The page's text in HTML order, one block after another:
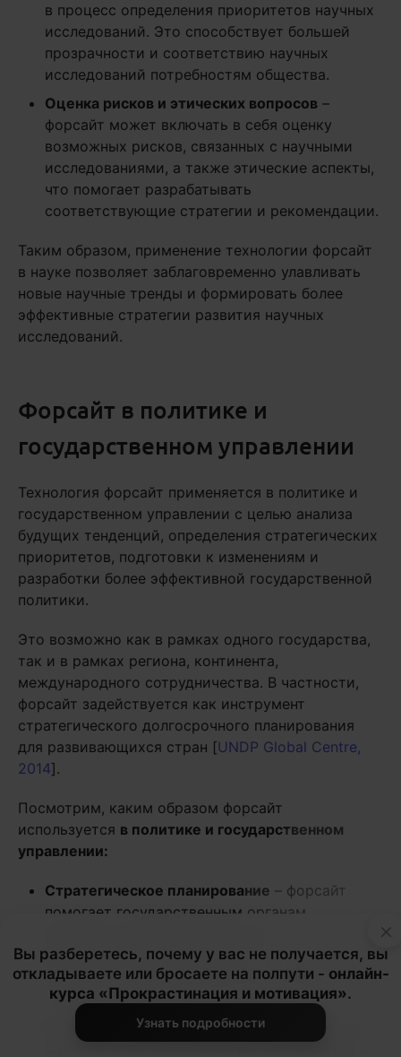
в процесс определения приоритетов научных
исследований. Это способствует большей
прозрачности и соответствию научных
исследований потребностям общества.
Оценка рисков и этических вопросов –
форсайт может включать в себя оценку
возможных рисков, связанных с научными
исследованиями, а также этические аспекты,
что помогает разрабатывать
соответствующие стратегии и рекомендации.
Таким образом, применение технологии форсайт
в науке позволяет заблаговременно улавливать
новые научные тренды и формировать более
эффективные стратегии развития научных
исследований.
Форсайт в политике и
государственном управлении
Технология форсайт применяется в политике и
государственном управлении с целью анализа
будущих тенденций, определения стратегических
приоритетов, подготовки к изменениям и
разработки более эффективной государственной
политики.
Это возможно как в рамках одного государства,
так и в рамках региона, континента,
международного сотрудничества. В частности,
форсайт задействуется как инструмент
стратегического долгосрочного планирования
для развивающихся стран [UNDP Global Centre,
2014].
Посмотрим, каким образом форсайт
используется в политике и государственном
управлении:
Стратегическое планирование – форсайт
помогает государственным органам
долгосрочную перспективу. Это включает в
себя определение приоритетов развития
страны или региона.
Анализ будущих рисков– форсайт позволяет
×
Вы разберетесь, почему у вас не получается, вы
откладываете или бросаете на полпути - онлайн-
курса «Прокрастинация и мотивация».
Узнать подробности